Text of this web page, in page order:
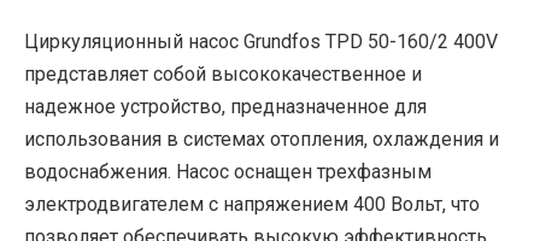
Циркуляционный насос Grundfos TPD 50-160/2 400V
представляет собой высококачественное и
надежное устройство, предназначенное для
использования в системах отопления, охлаждения и
водоснабжения. Насос оснащен трехфазным
электродвигателем с напряжением 400 Вольт, что